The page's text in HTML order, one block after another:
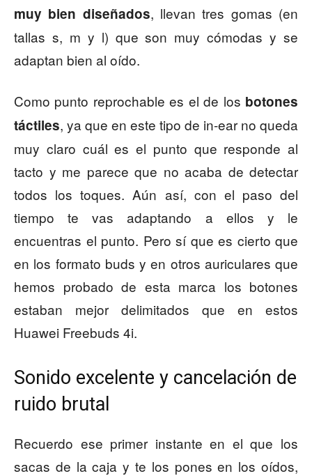
muy bien diseñados, llevan tres gomas (en
tallas s, m y l) que son muy cómodas y se
adaptan bien al oído.
Como punto reprochable es el de los botones
táctiles, ya que en este tipo de in-ear no queda
muy claro cuál es el punto que responde al
tacto y me parece que no acaba de detectar
todos los toques. Aún así, con el paso del
tiempo te vas adaptando a ellos y le
encuentras el punto. Pero sí que es cierto que
en los formato buds y en otros auriculares que
hemos probado de esta marca los botones
estaban mejor delimitados que en estos
Huawei Freebuds 4i.
Sonido excelente y cancelación de
ruido brutal
Recuerdo ese primer instante en el que los
sacas de la caja y te los pones en los oídos,